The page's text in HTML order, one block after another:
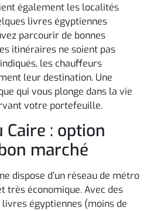
également les localités
livres égyptiennes
parcourir de bonnes
itinéraires ne soient pas
les chauffeurs
leur destination. Une
qui vous plonge dans la vie
votre portefeuille.
: option
marché
dispose d’un réseau de métro
très économique. Avec des
égyptiennes (moins de